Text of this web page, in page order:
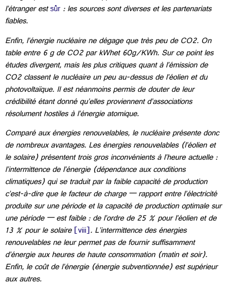
l’étranger estsûr: les sources sont diverses et les partenariats
fiables.
Enfin, l’énergie nucléaire ne dégage que très peu de CO2. On
table entre 6 g de CO2 par kWhet 60g/KWh. Sur ce point les
études divergent, mais les plus critiques quant à l’émission de
CO2 classent le nucléaire un peu au-dessus de l’éolien et du
photovoltaïque. Il est néanmoins permis de douter de leur
crédibilité étant donné qu’elles proviennent d’associations
résolument hostiles à l’énergie atomique.
Comparé aux énergies renouvelables, le nucléaire présente donc
de nombreux avantages. Les énergies renouvelables (l’éolien et
le solaire) présentent trois gros inconvénients à l’heure actuelle :
l’intermittence de l’énergie (dépendance aux conditions
climatiques) qui se traduit par la faible capacité de production
c’est-à-dire que le facteur de charge — rapport entre l’électricité
produite sur une période et la capacité de production optimale sur
une période — est faible : de l’ordre de 25 % pour l’éolien et de
13 % pour le solaire[viii]. L’intermittence des énergies
renouvelables ne leur permet pas de fournir suffisamment
d’énergie aux heures de haute consommation (matin et soir).
Enfin, le coût de l’énergie (énergie subventionnée) est supérieur
aux autres.